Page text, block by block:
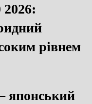
рівнем
японський